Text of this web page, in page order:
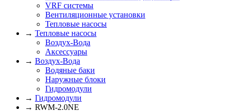
VRF системы
Вентиляционные установки
Тепловые насосы
→ Тепловые насосы
Воздух-Вода
Аксессуары
→ Воздух-Вода
Водяные баки
Наружные блоки
Гидромодули
→ Гидромодули
→ RWM-2.0NE